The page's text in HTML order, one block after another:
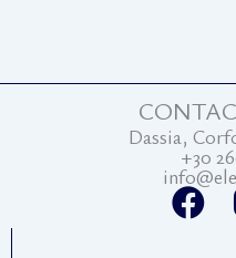
Dassia,
+30
F
a